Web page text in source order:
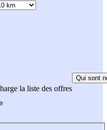
la liste des offres
Qui sont